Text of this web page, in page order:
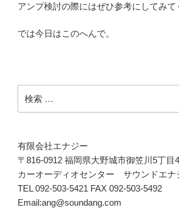
アンプ検討の際にはぜひ参考にしてみて
では今日はこのへんで。
索:
有限会社エナジー
〒816-0912 福岡県大野城市御笠川5丁目
カーオーディオセンター サウンドエナ
TEL 092-503-5421 FAX 092-503-5492
Email:ang@soundang.com